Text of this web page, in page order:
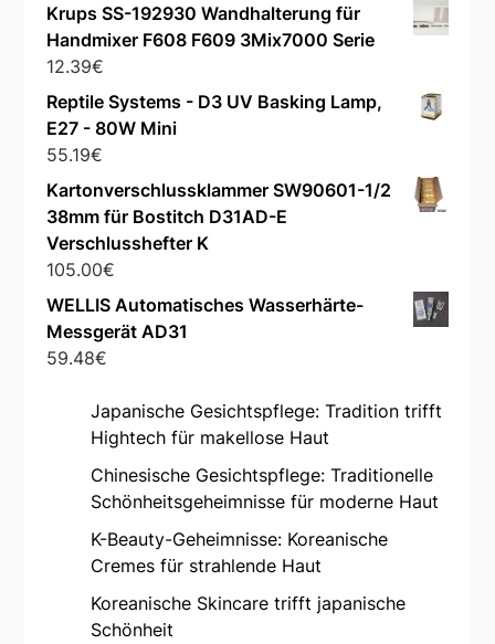
Krups SS-192930 Wandhalterung für
Handmixer F608 F609 3Mix7000 Serie
12.39€
Reptile Systems - D3 UV Basking Lamp,
E27 - 80W Mini
55.19€
Kartonverschlussklammer SW90601-1/2
38mm für Bostitch D31AD-E
Verschlusshefter K
105.00€
WELLIS Automatisches Wasserhärte-
Messgerät AD31
59.48€
Japanische Gesichtspflege: Tradition trifft
Hightech für makellose Haut
Chinesische Gesichtspflege: Traditionelle
Schönheitsgeheimnisse für moderne Haut
K-Beauty-Geheimnisse: Koreanische
Cremes für strahlende Haut
Koreanische Skincare trifft japanische
Schönheit